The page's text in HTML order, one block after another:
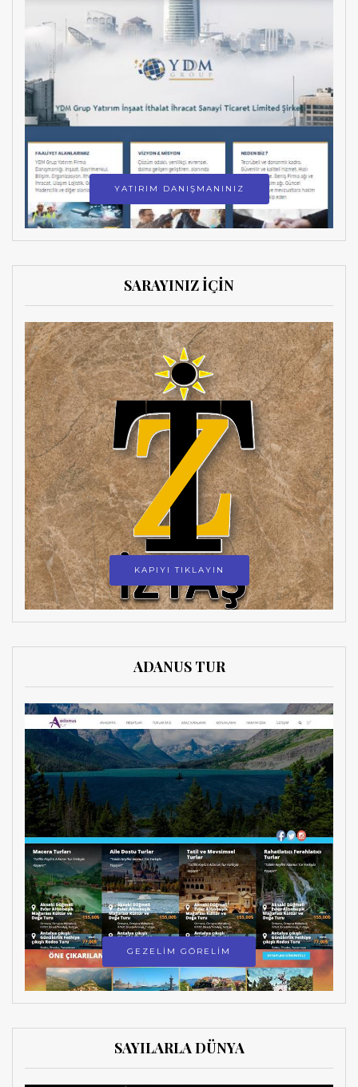
YATIRIM DANIŞMANINIZ
SARAYINIZ İÇİN
KAPIYI TIKLAYIN
ADANUS TUR
GEZELİM GÖRELİM
SAYILARLA DÜNYA